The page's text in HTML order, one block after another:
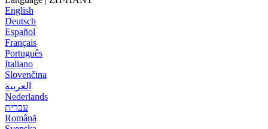
English
Deutsch
Español
Français
Português
Italiano
Slovenčina
العربية
Nederlands
עברית
Română